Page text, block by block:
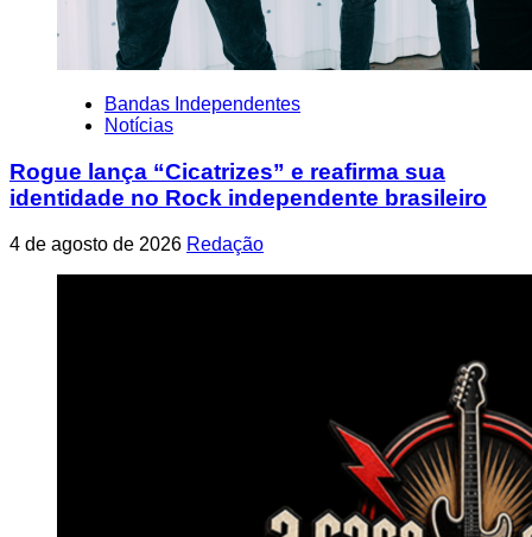
Bandas Independentes
Notícias
Rogue lança “Cicatrizes” e reafirma sua
identidade no Rock independente brasileiro
4 de agosto de 2026 Redação